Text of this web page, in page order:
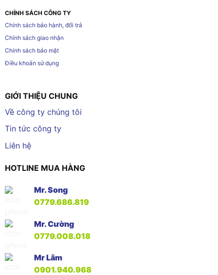
CHÍNH SÁCH CÔNG TY
Chính sách bảo hành, đổi trả
Chính sách giao nhận
Chính sách bảo mật
Điều khoản sử dụng
GIỚI THIỆU CHUNG
Về công ty chúng tôi
Tin tức công ty
Liên hệ
HOTLINE MUA HÀNG
Mr. Song
0779.686.819
Mr. Cường
0779.008.018
Mr Lâm
0901.940.968